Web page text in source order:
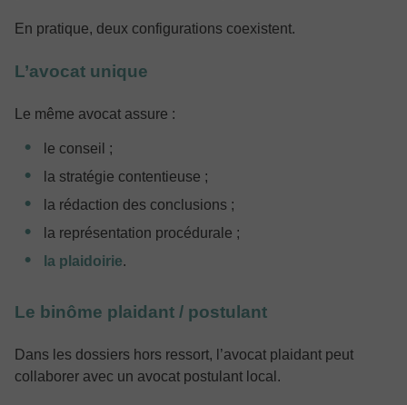
En pratique, deux configurations coexistent.
L’avocat unique
Le même avocat assure :
le conseil ;
la stratégie contentieuse ;
la rédaction des conclusions ;
la représentation procédurale ;
la plaidoirie.
Le binôme plaidant / postulant
Dans les dossiers hors ressort, l’avocat plaidant peut
collaborer avec un avocat postulant local.